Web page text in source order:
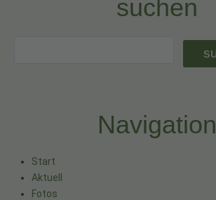
suchen
Navigation
Start
Aktuell
Fotos